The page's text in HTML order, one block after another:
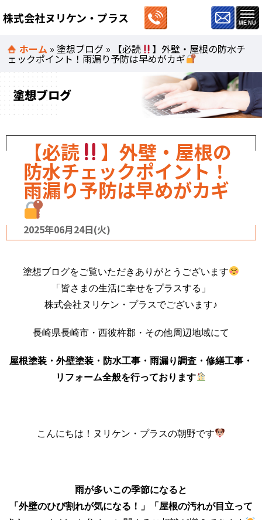
株式会社ヌリケン・プラス
ホーム »塗想ブログ » 【必読 】外壁・屋根の防水チ
ェックポイント！雨漏り予防は早めがカギ
塗想ブログ
【必読 】外壁・屋根の
防水チェックポイント！
雨漏り予防は早めがカギ
2025年06月24日(火)
塗想ブログをご覧いただきありがとうございます
「皆さまの生活に幸せをプラスする」
株式会社ヌリケン・プラスでございます♪
長崎県長崎市・西彼杵郡・その他周辺地域にて
屋根塗装・外壁塗装・防水工事・雨漏り調査・修繕工事・
リフォーム全般を行っております
こんにちは！ヌリケン・プラスの朝野です
雨が多いこの季節になると
「外壁のひび割れが気になる！」「屋根の汚れが目立って